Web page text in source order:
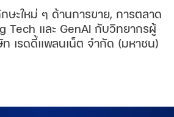
ษะใหม่ ๆ ด้านการขาย, การตลาด
Tech และ GenAI กับวิทยากรผู้
เรดดี้แพลนเน็ต จำกัด (มหาชน)